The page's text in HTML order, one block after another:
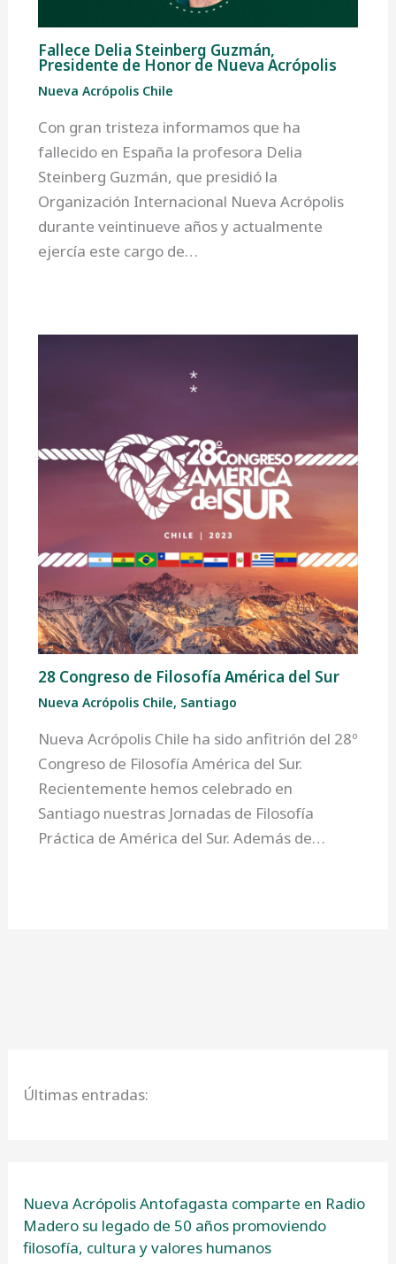
Fallece Delia Steinberg Guzmán,
Presidente de Honor de Nueva Acrópolis
Nueva Acrópolis Chile
Con gran tristeza informamos que ha
fallecido en España la profesora Delia
Steinberg Guzmán, que presidió la
Organización Internacional Nueva Acrópolis
durante veintinueve años y actualmente
ejercía este cargo de…
28 Congreso de Filosofía América del Sur
Nueva Acrópolis Chile, Santiago
Nueva Acrópolis Chile ha sido anfitrión del 28º
Congreso de Filosofía América del Sur.
Recientemente hemos celebrado en
Santiago nuestras Jornadas de Filosofía
Práctica de América del Sur. Además de…
Últimas entradas:
Nueva Acrópolis Antofagasta comparte en Radio
Madero su legado de 50 años promoviendo
filosofía, cultura y valores humanos